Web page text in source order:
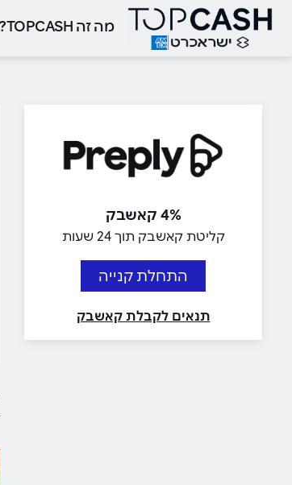
מה זה TOPCASH?
4% קאשבק
קליטת קאשבק תוך 24 שעות
התחלת קנייה
תנאים לקבלת קאשבק